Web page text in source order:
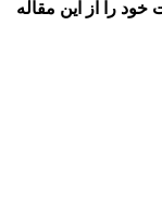
خود را از این مقاله